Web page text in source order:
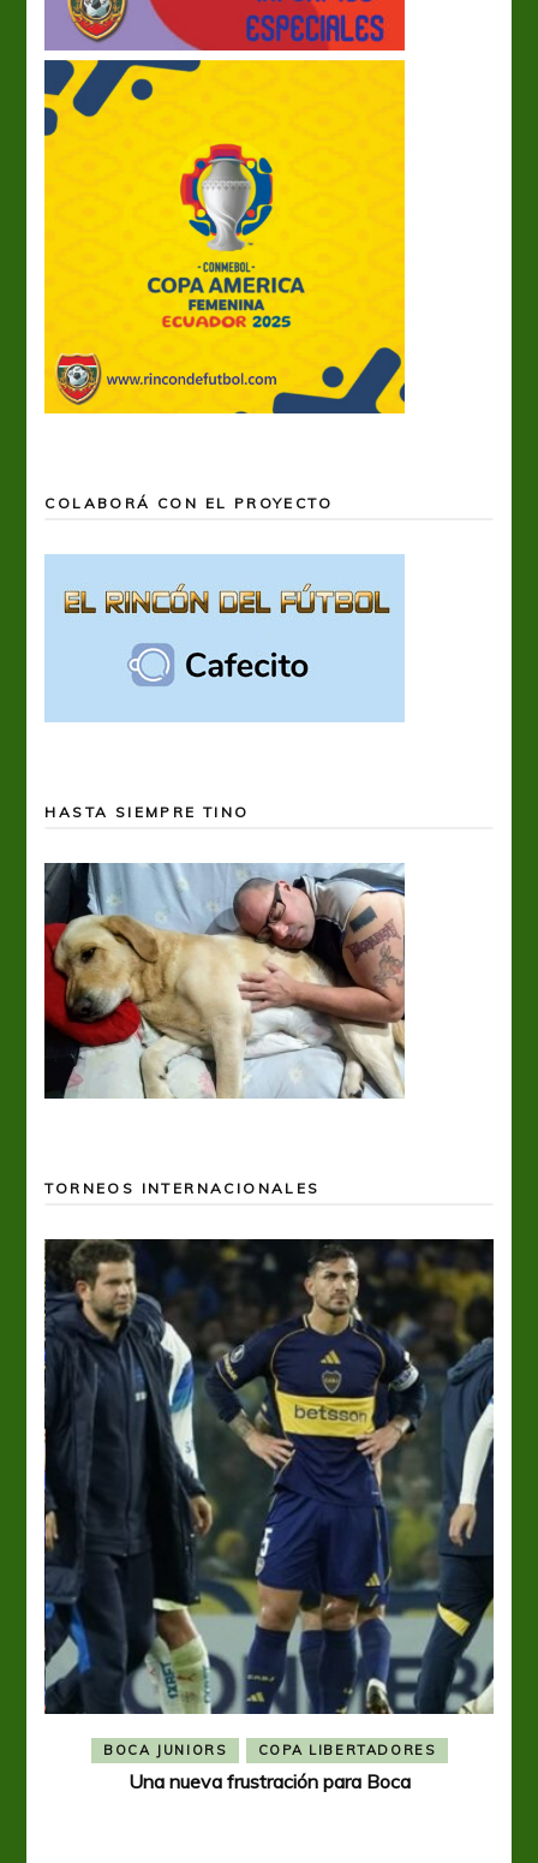
COLABORÁ CON EL PROYECTO
HASTA SIEMPRE TINO
TORNEOS INTERNACIONALES
BOCA JUNIORS COPA LIBERTADORES
Una nueva frustración para Boca